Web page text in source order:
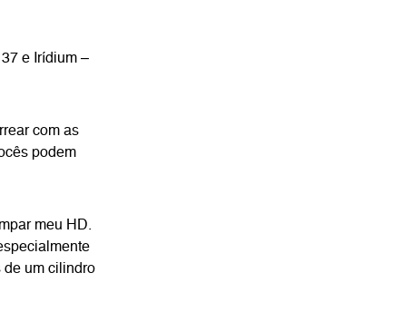
e Irídium –
com as
podem
meu HD.
de um cilindro